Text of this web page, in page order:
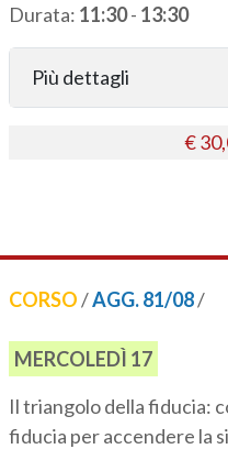
Durata: 11:30- 13:30
Più dettagli
€
CORSO/AGG. 81/08/
MERCOLEDÌ 17
Il triangolo della fiducia:
fiducia per accendere la